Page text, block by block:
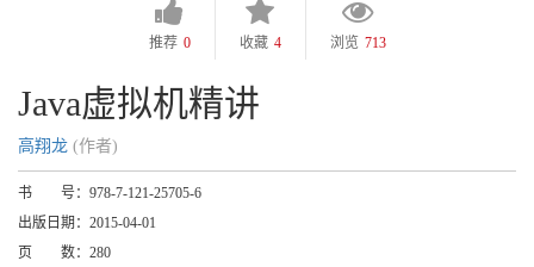
推荐 0 收藏 4 浏览 713
Java虚拟机精讲
高翔龙 (作者)
书 号： 978-7-121-25705-6
出版日期： 2015-04-01
页 数： 280